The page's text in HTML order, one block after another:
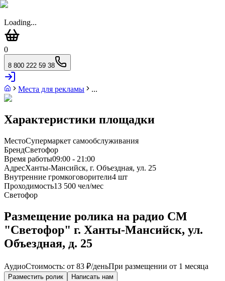
Loading...
0
8 800 222 59 38
Места для рекламы ...
Характеристики площадки
МестоСупермаркет самообслуживания
БрендСветофор
Время работы09:00 - 21:00
АдресХанты-Мансийск, г. Объездная, ул. 25
Внутренние громкоговорители4 шт
Проходимость13 500 чел/мес
Светофор
Размещение ролика на радио СМ
"Светофор" г. Ханты-Мансийск, ул.
Объездная, д. 25
АудиоСтоимость: от 83 ₽/деньПри размещении от 1 месяца
Разместить ролик Написать нам